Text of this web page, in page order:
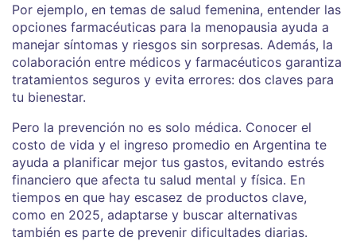
Por ejemplo, en temas de salud femenina, entender las
opciones farmacéuticas para la menopausia ayuda a
manejar síntomas y riesgos sin sorpresas. Además, la
colaboración entre médicos y farmacéuticos garantiza
tratamientos seguros y evita errores: dos claves para
tu bienestar.
Pero la prevención no es solo médica. Conocer el
costo de vida y el ingreso promedio en Argentina te
ayuda a planificar mejor tus gastos, evitando estrés
financiero que afecta tu salud mental y física. En
tiempos en que hay escasez de productos clave,
como en 2025, adaptarse y buscar alternativas
también es parte de prevenir dificultades diarias.